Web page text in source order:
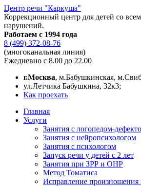
Центр речи "Каркуша"
Коррекционный центр для детей со
нарушений.
Работаем с 1994 года
8 (499) 372-08-76
(многоканальная линия)
Ежедневно с 8.00 до 22.00
г.Москва, м.Бабушкинская,
ул.Летчика Бабушкина, 32к3;
Как проехать
Главная
Услуги
Занятия с логопедом-
Занятия с нейропсихологом
Занятия с психологом
Запуск речи у детей с 2 лет
Занятия при ЗРР и ОНР
Метод Томатиса
Исправление произношения